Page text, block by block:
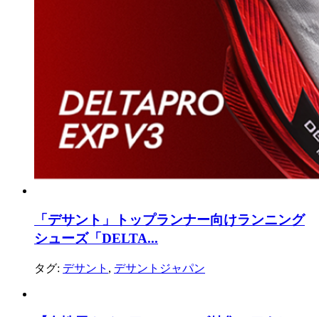
「デサント」トップランナー向けランニング
シューズ「DELTA...
タグ: デサント , デサントジャパン